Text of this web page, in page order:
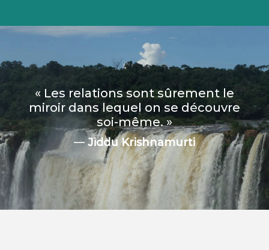
« Les relations sont sûrement le
miroir dans lequel on se découvre
soi-même. »
—Jiddu Krishnamurti